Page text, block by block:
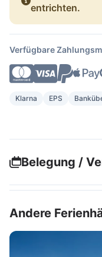
entrichten.
Verfügbare
Klarna EPS
Belegung /
Andere